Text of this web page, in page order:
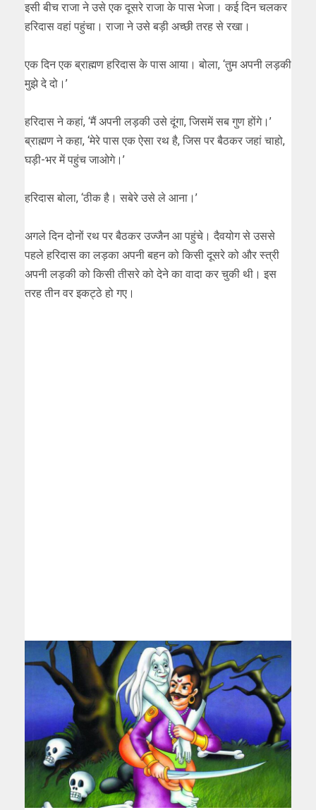
इसी बीच राजा ने उसे एक दूसरे राजा के पास भेजा। कई दिन चलकर
हरिदास वहां पहुंचा। राजा ने उसे बड़ी अच्छी तरह से रखा।
एक दिन एक ब्राह्मण हरिदास के पास आया। बोला, ‘तुम अपनी लड़की
मुझे दे दो।’
हरिदास ने कहां, ‘मैं अपनी लड़की उसे दूंगा, जिसमें सब गुण होंगे।’
ब्राह्मण ने कहा, ‘मेरे पास एक ऐसा रथ है, जिस पर बैठकर जहां चाहो,
घड़ी-भर में पहुंच जाओगे।’
हरिदास बोला, ‘ठीक है। सबेरे उसे ले आना।’
अगले दिन दोनों रथ पर बैठकर उज्जैन आ पहुंचे। दैवयोग से उससे
पहले हरिदास का लड़का अपनी बहन को किसी दूसरे को और स्त्री
अपनी लड़की को किसी तीसरे को देने का वादा कर चुकी थी। इस
तरह तीन वर इकट्ठे हो गए।